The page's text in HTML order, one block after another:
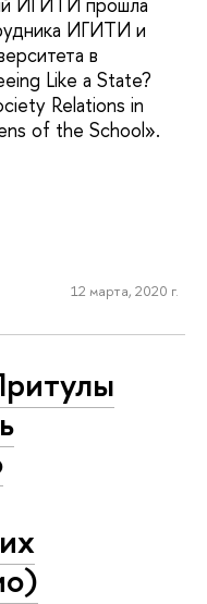
ИГИТИ и
в
Like a State?
Relations in
of the School».
12 марта, 2020 г.